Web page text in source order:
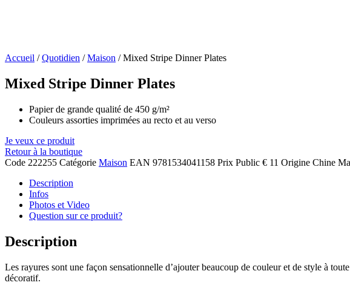
Accueil /Quotidien /Maison / Mixed Stripe Dinner Plates
Mixed Stripe Dinner Plates
Papier de grande qualité de 450 g/m²
Couleurs assorties imprimées au recto et au verso
Je veux ce produit
Retour à la boutique
Code 222255 Catégorie Maison EAN 9781534041158 Prix Public € 11 Origine Chine
Description
Infos
Photos et Video
Question sur ce produit?
Description
Les rayures sont une façon sensationnelle d’ajouter beaucoup de couleur et de style à
décoratif.